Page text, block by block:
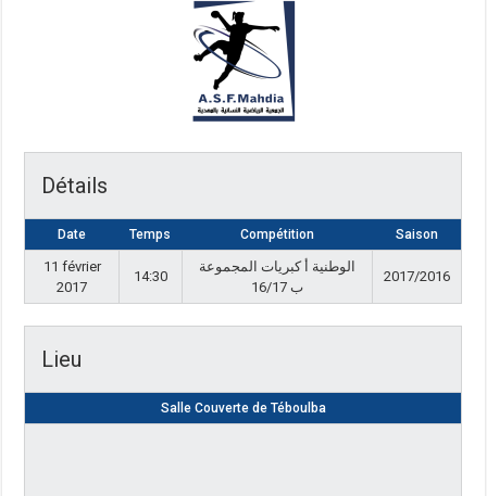
Détails
Date Temps Compétition Saison
11 février
2017
14:30
الوطنية أ كبريات المجموعة
ب 16/17
2017/2016
Lieu
Salle Couverte de Téboulba